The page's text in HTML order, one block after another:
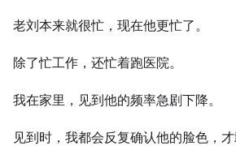
老刘本来就很忙，现在他更忙了。
除了忙工作，还忙着跑医院。
我在家里，见到他的频率急剧下降。
见到时，我都会反复确认他的脸色，